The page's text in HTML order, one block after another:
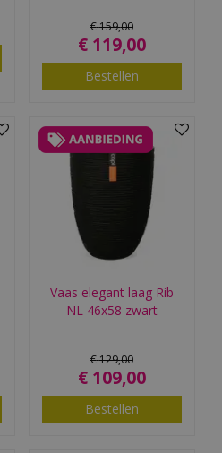
€159,00
€ 119,00
Bestellen
Vaas elegant laag Rib
NL 46x58 zwart
€129,00
€ 109,00
Bestellen